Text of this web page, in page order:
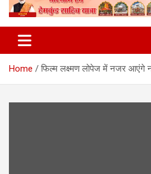
Home फिल्म लक्ष्मण लोपेज में नजर आएंगे